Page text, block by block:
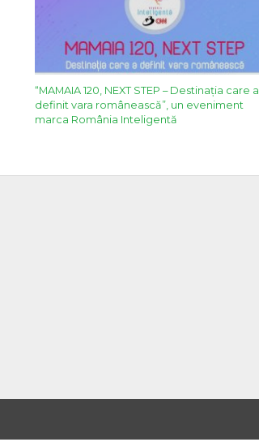
“MAMAIA 120, NEXT STEP – Destinația care a
definit vara românească”, un eveniment
marca România Inteligentă